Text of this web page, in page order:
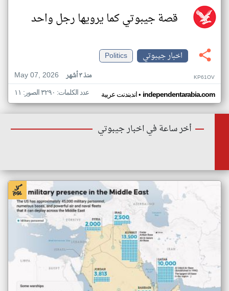
قصة جيبوتي كما يرويها رجل واحد
اخبار جيبوتي
Politics
May 07, 2026
منذ ٣ أشهر KP61OV
اندبندنت عربية• independentarabia.com عدد الكلمات: ٣٢٩٠ الصور: ١١
أخر ساعة في اخبار جيبوتي